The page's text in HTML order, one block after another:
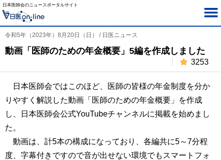
日本医師会のニュースポータルサイト
令和5年（2023年）8月20日（日） / 日医ニュース
動画「医師のための年金概要」5編を作成しました
3253
日本医師会ではこのほど、医師の皆様の年金制度を分か
りやすく解説した動画「医師のための年金概要」を作成
し、日本医師会公式YouTubeチャンネルに掲載を始めまし
た。
動画は、計5本の構成になっており、各編共に5～7分程
度、字幕付きですので音が出せない環境でもスマートフォ